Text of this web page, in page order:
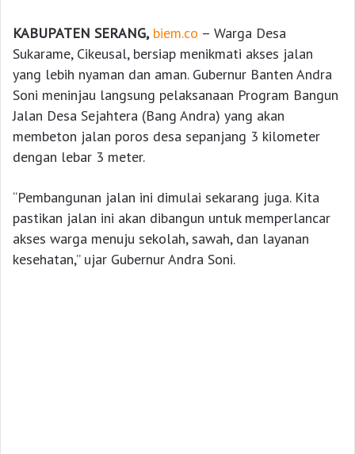
KABUPATEN SERANG, biem.co – Warga Desa
Sukarame, Cikeusal, bersiap menikmati akses jalan
yang lebih nyaman dan aman. Gubernur Banten Andra
Soni meninjau langsung pelaksanaan Program Bangun
Jalan Desa Sejahtera (Bang Andra) yang akan
membeton jalan poros desa sepanjang 3 kilometer
dengan lebar 3 meter.
“Pembangunan jalan ini dimulai sekarang juga. Kita
pastikan jalan ini akan dibangun untuk memperlancar
akses warga menuju sekolah, sawah, dan layanan
kesehatan,” ujar Gubernur Andra Soni.